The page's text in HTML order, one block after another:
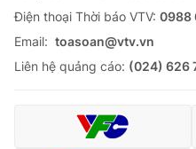
Ðiện thoại Thời báo VTV: 0988
Email: toasoan@vtv.vn
Liên hệ quảng cáo: (024) 626